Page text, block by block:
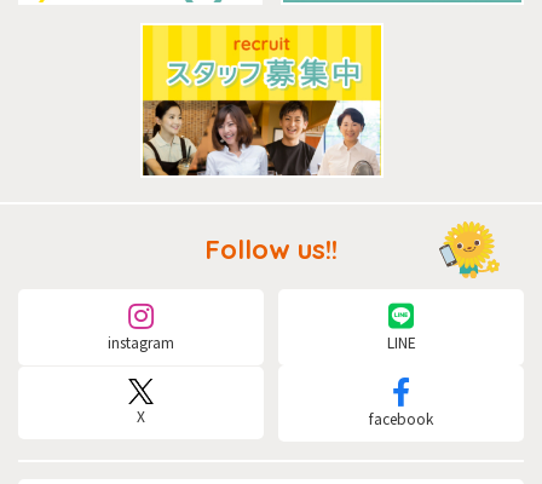
Follow us!!
instagram LINE
X facebook